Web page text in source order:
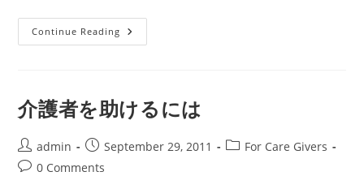
Continue Reading 介
護
介護者を助けるには
Post
author:
admin
Post
published:
September 29, 2011
PostFor Care Givers
Post0 Comments